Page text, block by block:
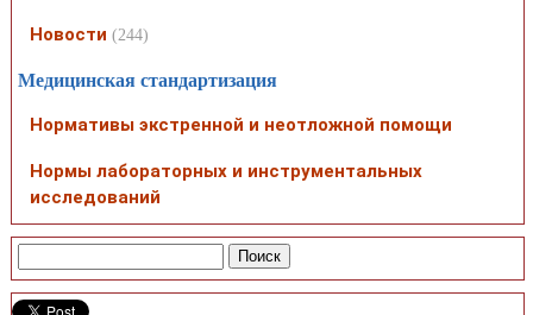
Новости (244)
Медицинская стандартизация
Нормативы экстренной и неотложной помощи
Нормы лабораторных и инструментальных
исследований